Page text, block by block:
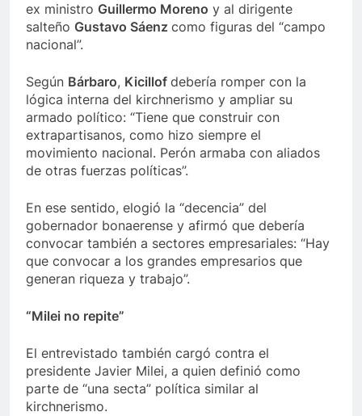
ex ministro Guillermo Moreno y al dirigente
salteño Gustavo Sáenz como figuras del “campo
nacional”.
Según Bárbaro, Kicillof debería romper con la
lógica interna del kirchnerismo y ampliar su
armado político: “Tiene que construir con
extrapartisanos, como hizo siempre el
movimiento nacional. Perón armaba con aliados
de otras fuerzas políticas”.
En ese sentido, elogió la “decencia” del
gobernador bonaerense y afirmó que debería
convocar también a sectores empresariales: “Hay
que convocar a los grandes empresarios que
generan riqueza y trabajo”.
“Milei no repite”
El entrevistado también cargó contra el
presidente Javier Milei, a quien definió como
parte de “una secta” política similar al
kirchnerismo.